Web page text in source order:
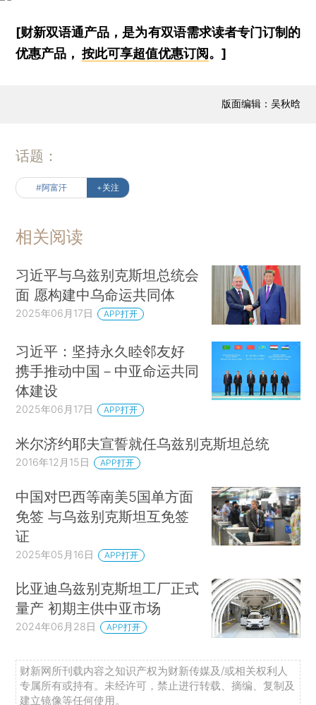
[财新双语通产品，是为有双语需求读者专门订制的
优惠产品，按此可享超值优惠订阅。]
版面编辑：吴秋晗
话题：
#阿富汗 +关注
相关阅读
习近平与乌兹别克斯坦总统会
面 愿构建中乌命运共同体
2025年06月17日 APP打开
习近平：坚持永久睦邻友好
携手推动中国－中亚命运共同
体建设
2025年06月17日 APP打开
米尔济约耶夫宣誓就任乌兹别克斯坦总统
2016年12月15日 APP打开
中国对巴西等南美5国单方面
免签 与乌兹别克斯坦互免签
证
2025年05月16日 APP打开
比亚迪乌兹别克斯坦工厂正式
量产 初期主供中亚市场
2024年06月28日 APP打开
财新网所刊载内容之知识产权为财新传媒及/或相关权利人
专属所有或持有。未经许可，禁止进行转载、摘编、复制及
建立镜像等任何使用。